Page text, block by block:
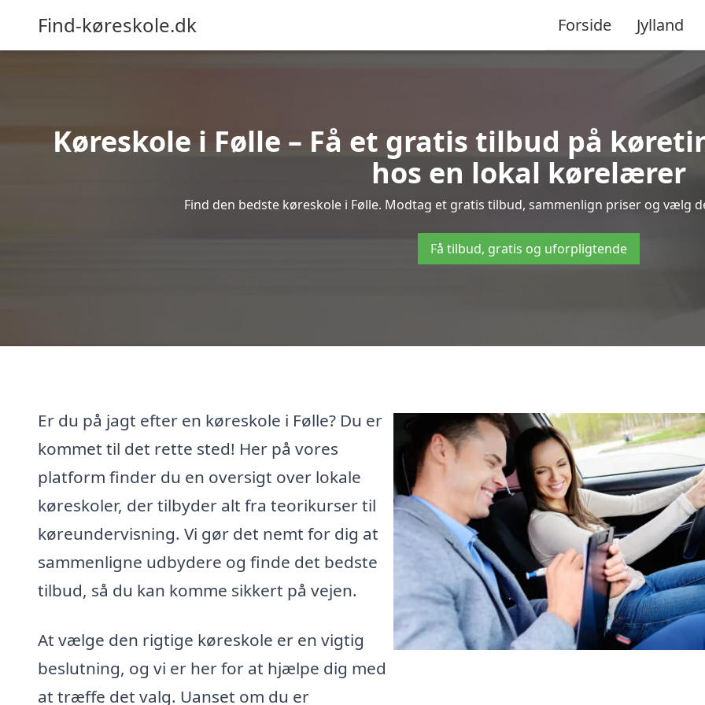
Find-køreskole.dk Forside Jylland
Køreskole i Følle – Få et gratis tilbud på
hos en lokal kørelærer
Find den bedste køreskole i Følle. Modtag et gratis tilbud, sammenlign priser og vælg
Få tilbud, gratis og uforpligtende
Er du på jagt efter en køreskole i Følle? Du er
kommet til det rette sted! Her på vores
platform finder du en oversigt over lokale
køreskoler, der tilbyder alt fra teorikurser til
køreundervisning. Vi gør det nemt for dig at
sammenligne udbydere og finde det bedste
tilbud, så du kan komme sikkert på vejen.
At vælge den rigtige køreskole er en vigtig
beslutning, og vi er her for at hjælpe dig med
at træffe det valg. Uanset om du er